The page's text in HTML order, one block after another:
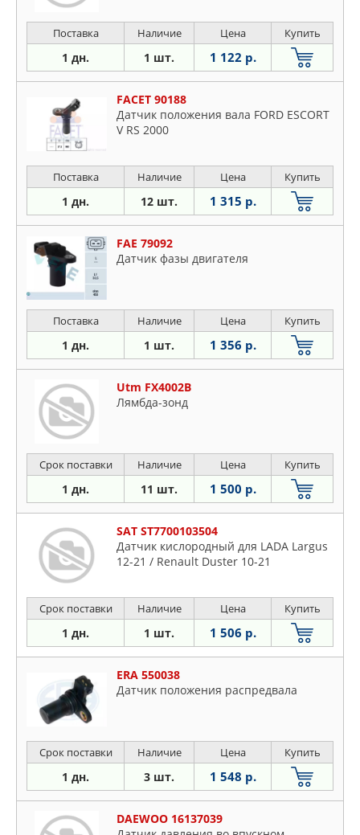
Поставка Наличие Цена Купить
1 дн. 1 шт. 1 122 р.
FACET 90188
Датчик положения вала FORD ESCORT
V RS 2000
Поставка Наличие Цена Купить
1 дн. 12 шт. 1 315 р.
FAE 79092
Датчик фазы двигателя
Поставка Наличие Цена Купить
1 дн. 1 шт. 1 356 р.
Utm FX4002B
Лямбда-зонд
Срок поставки Наличие Цена Купить
1 дн. 11 шт. 1 500 р.
SAT ST7700103504
Датчик кислородный для LADA Largus
12-21 / Renault Duster 10-21
Срок поставки Наличие Цена Купить
1 дн. 1 шт. 1 506 р.
ERA 550038
Датчик положения распредвала
Срок поставки Наличие Цена Купить
1 дн. 3 шт. 1 548 р.
DAEWOO 16137039